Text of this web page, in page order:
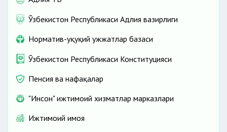
Ўзбекистон Республикаси Адлия вазирлиги
Норматив-ҳуқуқий ҳужжатлар базаси
Ўзбекистон Республикаси Конституцияси
Пенсия ва нафақалар
"Инсон" ижтимоий хизматлар марказлари
Ижтимоий ҳимоя